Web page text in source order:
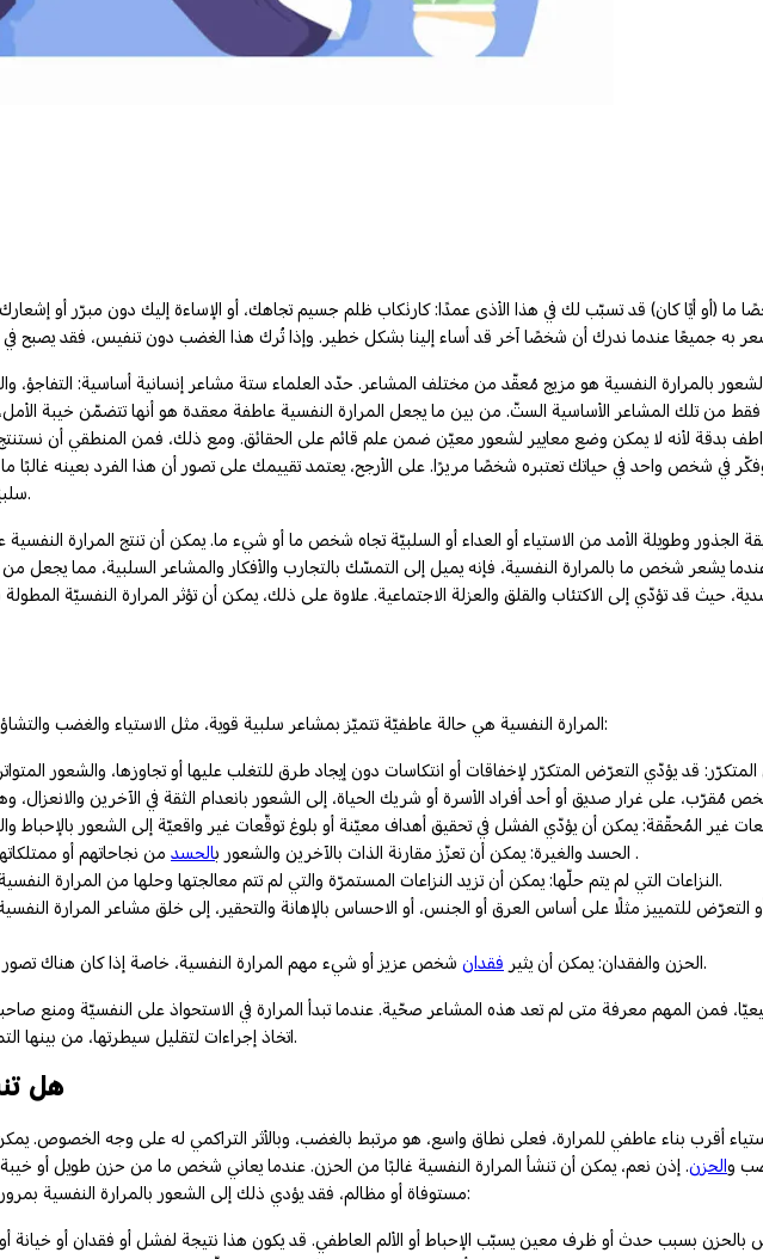
ما (أو أيًا كان) قد تسبّب لك في هذا الأذى عمدًا: كارتكاب ظلم جسيم تجاهك، أو الإساءة إليك دون مبرّر أو
بالمرارة النفسية هو مزيج مُعقّد من مختلف المشاعر. حدّد العلماء ستة مشاعر إنسانية أساسية: التفاجؤ،
فقط من تلك المشاعر الأساسية الستّ. من بين ما يجعل المرارة النفسية عاطفة معقدة هو أنها تتضمّن خيبة
بدقة لأنه لا يمكن وضع معايير لشعور معيّن ضمن علم قائم على الحقائق. ومع ذلك، فمن المنطقي أن نستنتج
في شخص واحد في حياتك تعتبره شخصًا مريرًا. على الأرجح، يعتمد تقييمك على تصور أن هذا الفرد بعينه غالبًا ما
سلبيًا وميّالًا للصراع والشجار في تفاعلاته الاجتماعيّة.
الجذور وطويلة الأمد من الاستياء أو العداء أو السلبيّة تجاه شخص ما أو شيء ما. يمكن أن تنتج المرارة
يشعر شخص ما بالمرارة النفسية، فإنه يميل إلى التمسّك بالتجارب والأفكار والمشاعر السلبية، مما
حيث قد تؤدّي إلى الاكتئاب والقلق والعزلة الاجتماعية. علاوة على ذلك، يمكن أن تؤثر المرارة النفسيّة
المرارة النفسية هي حالة عاطفيّة تتميّز بمشاعر سلبية قوية، مثل الاستياء والغضب والتشاؤم، يمكن أن تنبع من مصادر مختلفة، على غرار:
الحسد والغيرة: يمكن أن تعزّز مقارنة الذات بالآخرين والشعور بالحسد
من نجاحاتهم أو ممتلكاتهم من الاستياء وبالتالي المرارة النفسية .
النزاعات التي لم يتم حلّها: يمكن أن تزيد النزاعات المستمرّة والتي لم تتم معالجتها وحلها من المرارة النفسية سواء على مستوى الأفراد أم الجماعات.
التعرّض للتمييز مثلًا على أساس العرق أو الجنس، أو الاحساس بالإهانة والتحقير، إلى خلق مشاعر المرارة
الحزن والفقدان: يمكن أن يثير فقدان شخص عزيز أو شيء مهم المرارة النفسية، خاصة إذا كان هناك تصور لدى الشخص بأن ما حدث لم يكن عادلًا.
فمن المهم معرفة متى لم تعد هذه المشاعر صحّية. عندما تبدأ المرارة في الاستحواذ على النفسيّة
اتخاذ إجراءات لتقليل سيطرتها، من بينها من مقدم رعاية صحّية.
هل
أقرب بناء عاطفي للمرارة، فعلى نطاق واسع، هو مرتبط بالغضب، وبالأثر التراكمي له على وجه الخصوص.
و الحزن. إذن نعم، يمكن أن تنشأ المرارة النفسية غالبًا من الحزن. عندما يعاني شخص ما من حزن طويل أو
مستوفاة أو مظالم، فقد يؤدي ذلك إلى الشعور بالمرارة النفسية بمرور الوقت. ويمكن وصف العملية على النحو التالي: